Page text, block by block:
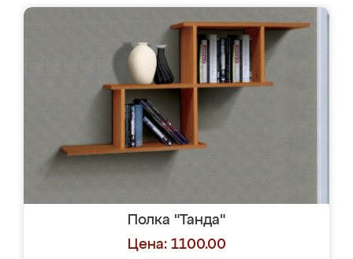
Полка "Танда"
Цена: 1100.00